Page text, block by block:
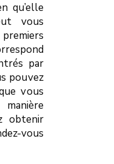
qu’elle
vous
par
pouvez
vous
obtenir
vous